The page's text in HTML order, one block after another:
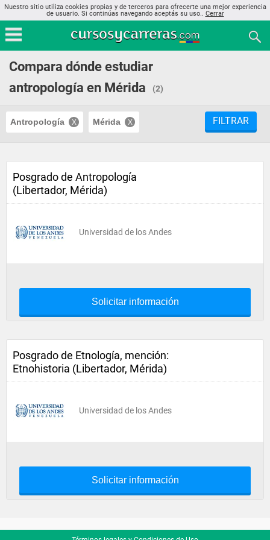
Nuestro sitio utiliza cookies propias y de terceros para ofrecerte una mejor experiencia
de usuario. Si continúas navegando aceptás su uso.. Cerrar
Compara dónde estudiar
antropología en Mérida
(2)
Antropología Mérida FILTRAR
Posgrado de Antropología
(Libertador, Mérida)
Universidad de los Andes
Solicitar información
Posgrado de Etnología, mención:
Etnohistoria (Libertador, Mérida)
Universidad de los Andes
Solicitar información